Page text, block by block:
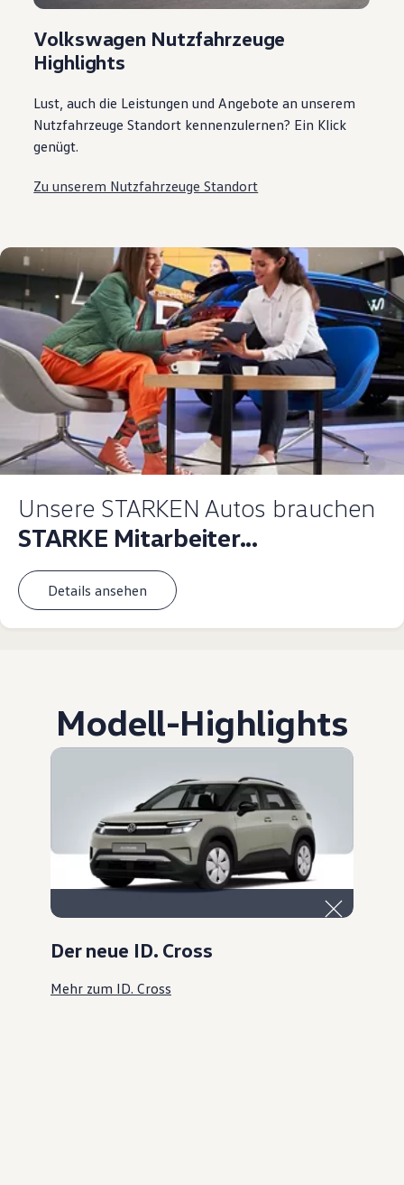
Volkswagen Nutzfahrzeuge
Highlights
Lust, auch die Leistungen und Angebote an unserem
Nutzfahrzeuge Standort kennenzulernen? Ein Klick
genügt.
Zu unserem Nutzfahrzeuge Standort
Unsere STARKEN Autos brauchen
STARKE Mitarbeiter...
Details ansehen
Modell-Highlights
Der neue ID. Cross
Mehr zum ID. Cross